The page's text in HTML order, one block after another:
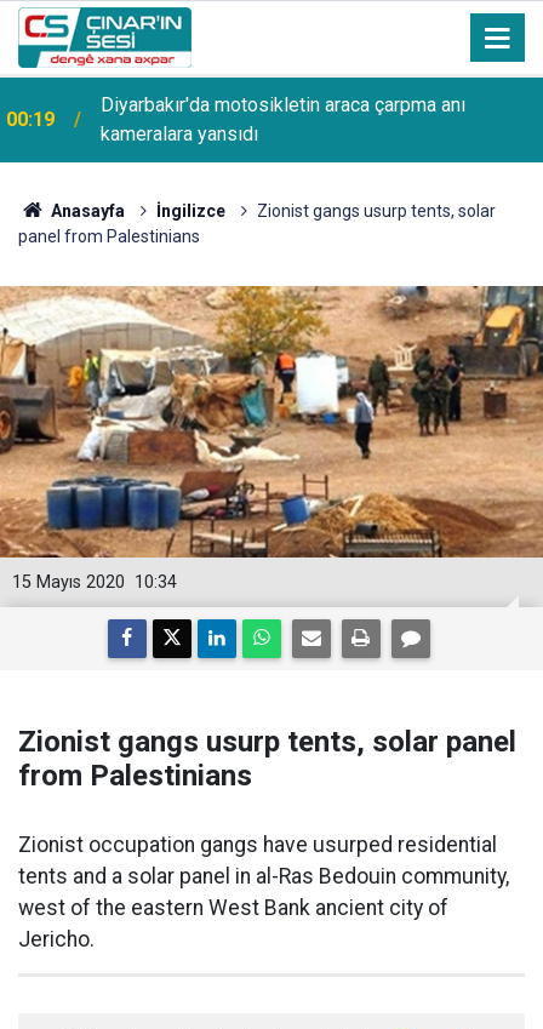
00:08 Filistin Konvoyu Diyarbakır'da şehir turu attı
Anasayfa İngilizce
Zionist gangs usurp tents, solar
panel from Palestinians
10:34
15 Mayıs 2020
Zionist gangs usurp tents, solar panel
from Palestinians
Zionist occupation gangs have usurped residential
tents and a solar panel in al-Ras Bedouin community,
west of the eastern West Bank ancient city of
Jericho.